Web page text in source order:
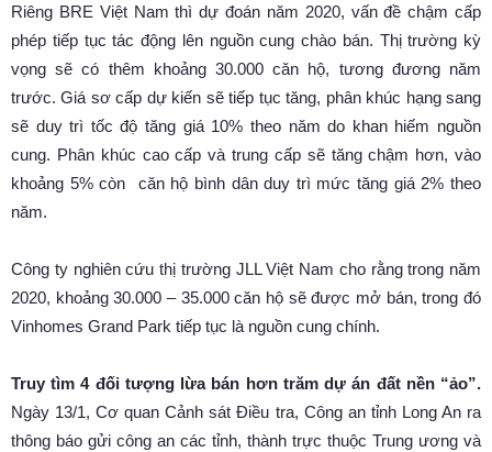
Riêng BRE Việt Nam thì dự đoán năm 2020, vấn đề chậm cấp
phép tiếp tục tác động lên nguồn cung chào bán. Thị trường kỳ
vọng sẽ có thêm khoảng 30.000 căn hộ, tương đương năm
trước. Giá sơ cấp dự kiến sẽ tiếp tục tăng, phân khúc hạng sang
sẽ duy trì tốc độ tăng giá 10% theo năm do khan hiếm nguồn
cung. Phân khúc cao cấp và trung cấp sẽ tăng chậm hơn, vào
khoảng 5% còn căn hộ bình dân duy trì mức tăng giá 2% theo
năm.
Công ty nghiên cứu thị trường JLL Việt Nam cho rằng trong năm
2020, khoảng 30.000 – 35.000 căn hộ sẽ được mở bán, trong đó
Vinhomes Grand Park tiếp tục là nguồn cung chính.
Truy tìm 4 đối tượng lừa bán hơn trăm dự án đất nền “ảo”.
Ngày 13/1, Cơ quan Cảnh sát Điều tra, Công an tỉnh Long An ra
thông báo gửi công an các tỉnh, thành trực thuộc Trung ương và